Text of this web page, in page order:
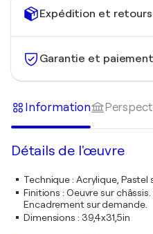
Expédition et retours
Garantie et paiement
Information
Détails de l'œuvre
Technique: Acrylique, Pastel
Finitions : Oeuvre sur
Encadrement sur demande.
Dimensions : 39,4x31,5in